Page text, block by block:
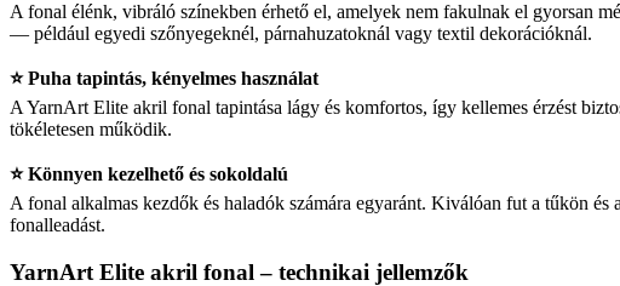
A fonal élénk, vibráló színekben érhető el, amelyek nem fakulnak el gyorsan
— például egyedi szőnyegeknél, párnahuzatoknál vagy textil dekorációknál.
⭐ Puha tapintás, kényelmes használat
A YarnArt Elite akril fonal tapintása lágy és komfortos, így kellemes érzést
tökéletesen működik.
⭐ Könnyen kezelhető és sokoldalú
A fonal alkalmas kezdők és haladók számára egyaránt. Kiválóan fut a tűkön
fonalleadást.
YarnArt Elite akril fonal – technikai jellemzők